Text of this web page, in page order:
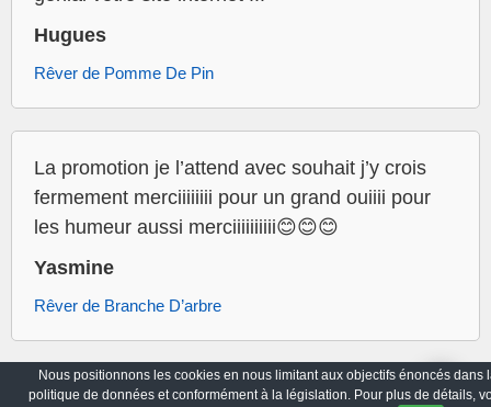
Hugues
Rêver de Pomme De Pin
La promotion je l’attend avec souhait j’y crois
fermement merciiiiiiii pour un grand ouiiii pour
les humeur aussi merciiiiiiiiii😊😊😊
Yasmine
Rêver de Branche D’arbre
Archives Politique de Confidentialité
Nous positionnons les cookies en nous limitant aux objectifs énoncés dans
politique de données et conformément à la législation. Pour plus de détails,